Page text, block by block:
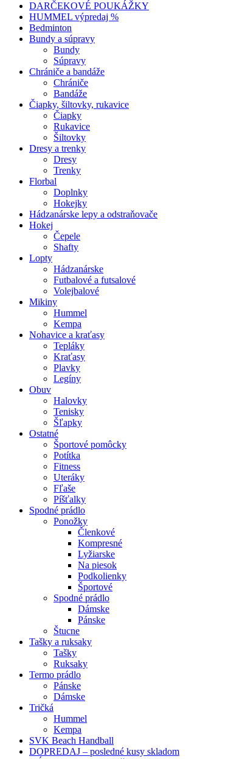
DARČEKOVÉ POUKÁŽKY
HUMMEL výpredaj %
Bedminton
Bundy a súpravy
Bundy
Súpravy
Chrániče a bandáže
Chrániče
Bandáže
Čiapky, šiltovky, rukavice
Čiapky
Rukavice
Šiltovky
Dresy a trenky
Dresy
Trenky
Florbal
Doplnky
Hokejky
Hádzanárske lepy a odstraňovače
Hokej
Čepele
Shafty
Lopty
Hádzanárske
Futbalové a futsalové
Volejbalové
Mikiny
Hummel
Kempa
Nohavice a kraťasy
Tepláky
Kraťasy
Plavky
Legíny
Obuv
Halovky
Tenisky
Šľapky
Ostatné
Športové pomôcky
Potítka
Fitness
Uteráky
Fľaše
Píšťalky
Spodné prádlo
Ponožky
Členkové
Kompresné
Lyžiarske
Na piesok
Podkolienky
Športové
Spodné prádlo
Dámske
Pánske
Štucne
Tašky a ruksaky
Tašky
Ruksaky
Termo prádlo
Pánske
Dámske
Tričká
Hummel
Kempa
SVK Beach Handball
DOPREDAJ – posledné kusy skladom